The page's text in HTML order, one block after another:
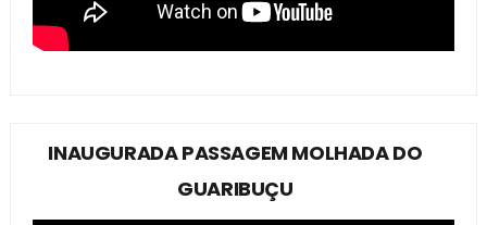
INAUGURADA PASSAGEM MOLHADA DO
GUARIBUÇU